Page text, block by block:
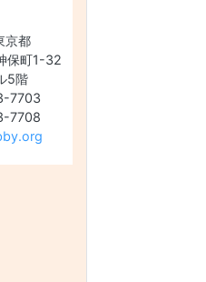
京都
保町1-32
5階
7703
7708